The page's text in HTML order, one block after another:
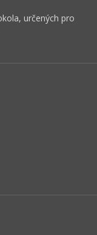
určených pro